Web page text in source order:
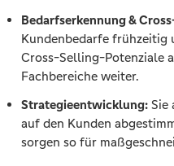
Bedarfserkennung &
Kundenbedarfe frühzeitig
Cross-Selling-Potenziale
Fachbereiche weiter.
Strategieentwicklung:Sie
auf den Kunden
sorgen so für